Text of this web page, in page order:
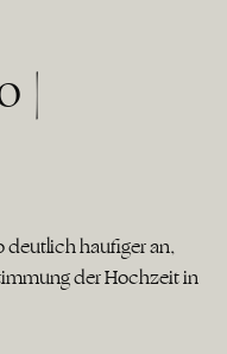
|
deutlich häufiger an,
der Hochzeit in